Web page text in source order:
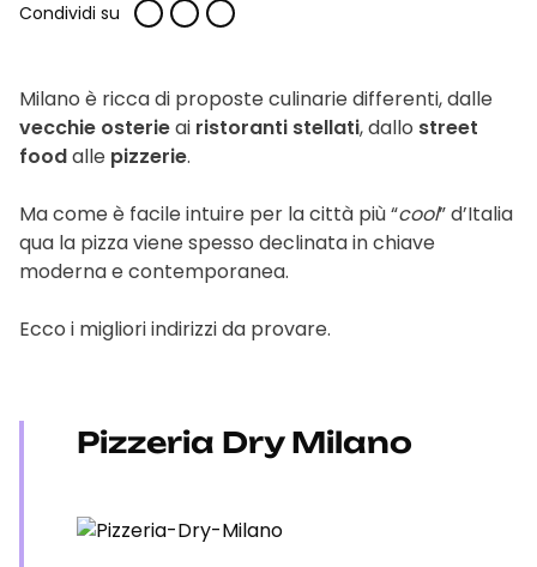
Condividi su
Milano è ricca di proposte culinarie differenti, dalle
vecchie osterieai ristoranti stellati, dallo street
foodalle pizzerie.
Ma come è facile intuire per la città più “cool” d’Italia
qua la pizza viene spesso declinata in chiave
moderna e contemporanea.
Ecco i migliori indirizzi da provare.
Pizzeria Dry Milano